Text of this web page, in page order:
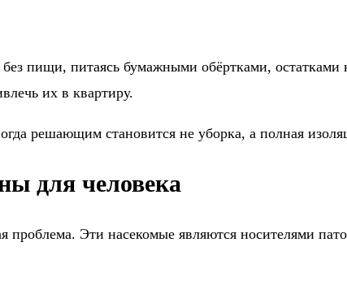
пищи, питаясь бумажными обёртками,
их в квартиру.
решающим становится не уборка, а полная
для человека
проблема. Эти насекомые являются носителями